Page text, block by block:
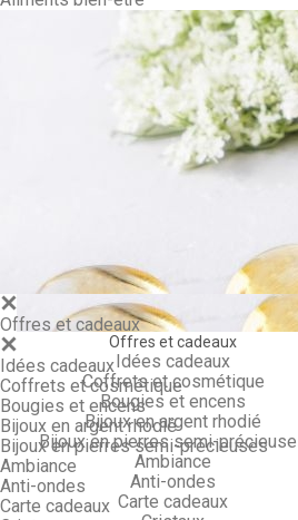
Offres et cadeaux
Idées cadeaux
Coffrets et cosmétique
Bougies et encens
Bijoux en argent rhodié
Bijoux en pierres semi-précieuses
Ambiance
Anti-ondes
Carte cadeaux
Offres et cadeaux
Idées cadeaux
Coffrets et cosmétique
Bougies et encens
Bijoux en argent rhodié
Bijoux en pierres semi-
Ambiance
Anti-ondes
Carte cadeaux